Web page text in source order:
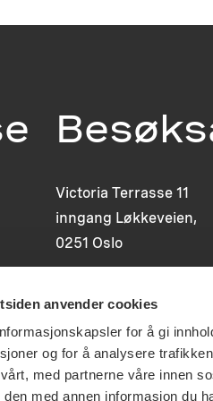
anvender cookies
for å gi
og for å analysere
med partnerne våre innen
den med annen informasjon du
Victoria Terrasse 11
inngang Løkkeveien,
0251 Oslo